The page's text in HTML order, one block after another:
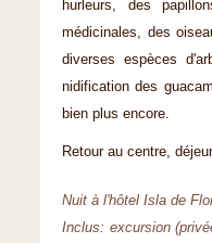
hurleurs, des
médicinales, des
diverses espèces
nidification des
bien plus encore.
Retour au centre,
Nuit à l'hôtel Isla de
Inclus: excursion